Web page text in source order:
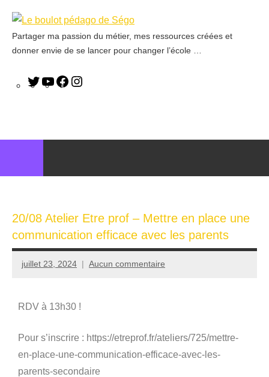
Le
boulot
Partager ma passion du métier, mes ressources créées et
donner envie de se lancer pour changer l’école …
20/08 Atelier Etre prof – Mettre en place une
communication efficace avec les parents
juillet 23, 2024
Seg0_La_Vraie
Aucun commentaire
RDV à 13h30 !
Pour s’inscrire : https://etreprof.fr/ateliers/725/mettre-
en-place-une-communication-efficace-avec-les-
parents-secondaire